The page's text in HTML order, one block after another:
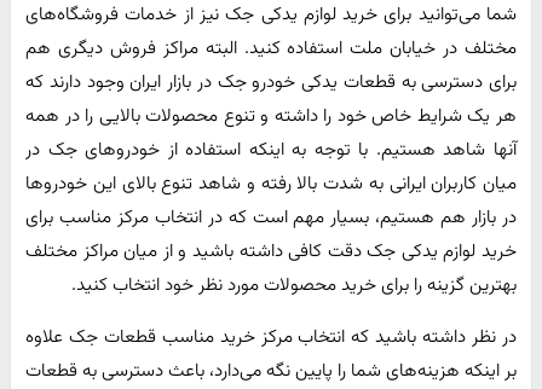
شما می‌توانید برای خرید لوازم یدکی جک نیز از خدمات فروشگاه‌های
مختلف در خیابان ملت استفاده کنید. البته مراکز فروش دیگری هم
برای دسترسی به قطعات یدکی خودرو جک در بازار ایران وجود دارند که
هر یک شرایط خاص خود را داشته و تنوع محصولات بالایی را در همه
آنها شاهد هستیم. با توجه به اینکه استفاده از خودروهای جک در
میان کاربران ایرانی به شدت بالا رفته و شاهد تنوع بالای این خودروها
در بازار هم هستیم، بسیار مهم است که در انتخاب مرکز مناسب برای
خرید لوازم یدکی جک دقت کافی داشته باشید و از میان مراکز مختلف
بهترین گزینه را برای خرید محصولات مورد نظر خود انتخاب کنید.
در نظر داشته باشید که انتخاب مرکز خرید مناسب قطعات جک علاوه
بر اینکه هزینه‌های شما را پایین نگه می‌دارد، باعث دسترسی به قطعات